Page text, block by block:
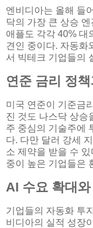
엔비디아는 올해 들
닥의 가장 큰 상승
애플도 각각 40% 대
견인 중이다. 자동화
서 빅테크 기업들의
연준 금리 정
미국 연준이 기준금
진 것도 나스닥 상승
주 중심의 기술주에
다. 다만 달러 강세
소 제약을 받을 수
중이 높은 기업들은
AI 수요 확대
기업들의 자동화 투
비디아의 실적 성장